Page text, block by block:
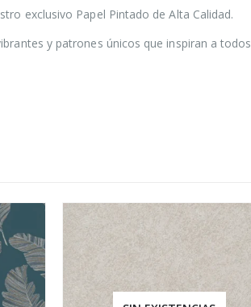
exclusivo Papel Pintado de Alta Calidad.
y patrones únicos que inspiran a todos